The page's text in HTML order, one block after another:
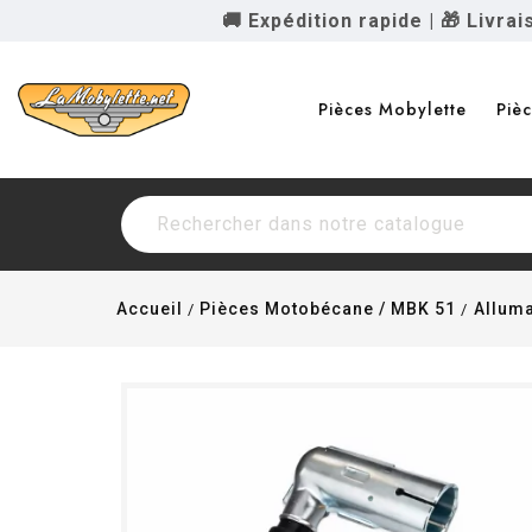
🚚 Expédition rapide | 🎁
Pièces Mobylette
Accueil Pièces Motobécane / MBK 51